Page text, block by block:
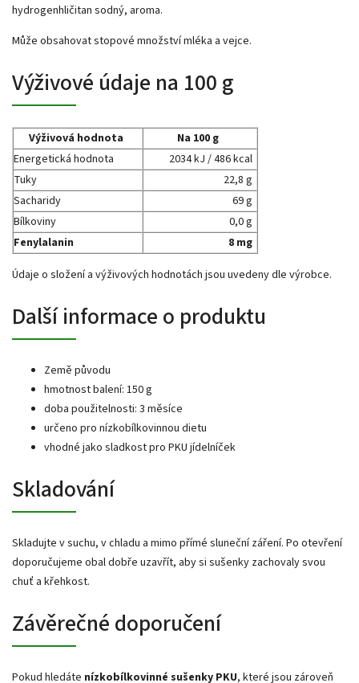
hydrogenhličitan sodný, aroma.
Může obsahovat stopové množství mléka a vejce.
Výživové údaje na 100 g
Výživová hodnota
Na 100 g
Energetická hodnota
2034 kJ / 486 kcal
Tuky
22,8 g
Sacharidy
69 g
Bílkoviny
0,0 g
Fenylalanin
8 mg
Údaje o složení a výživových hodnotách jsou uvedeny dle výrobce.
Další informace o produktu
Země původu
hmotnost balení: 150 g
doba použitelnosti: 3 měsíce
určeno pro nízkobílkovinnou dietu
vhodné jako sladkost pro PKU jídelníček
Skladování
Skladujte v suchu, v chladu a mimo přímé sluneční záření. Po otevření
doporučujeme obal dobře uzavřít, aby si sušenky zachovaly svou
chuť a křehkost.
Závěrečné doporučení
Pokud hledáte nízkobílkovinné sušenky PKU, které jsou zároveň